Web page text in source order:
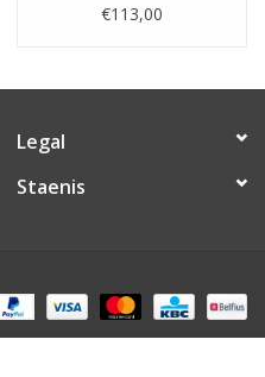
€113,00
Legal
Staenis